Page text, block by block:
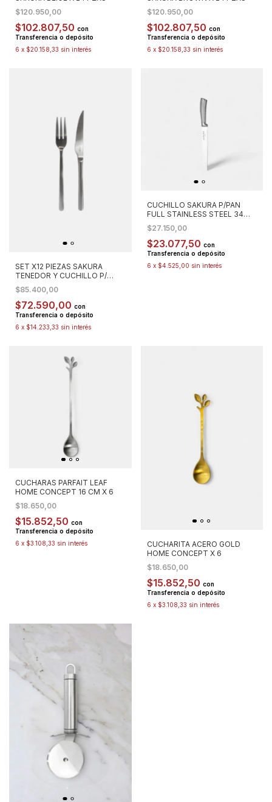
$120.950,00
$102.807,50 con
Transferencia o depósito
6 x $20.158,33 sin interés
$120.950,00
$102.807,50 con
Transferencia o depósito
6 x $20.158,33 sin interés
SET X12 PIEZAS SAKURA
TENEDOR Y CUCHILLO P/
ASADO
$85.400,00
$72.590,00 con
Transferencia o depósito
6 x $14.233,33 sin interés
CUCHILLO SAKURA P/PAN
FULL STAINLESS STEEL 34
CM
$27.150,00
$23.077,50 con
Transferencia o depósito
6 x $4.525,00 sin interés
CUCHARAS PARFAIT LEAF
HOME CONCEPT 16 CM X 6
$18.650,00
$15.852,50 con
Transferencia o depósito
6 x $3.108,33 sin interés
CUCHARITA ACERO GOLD
HOME CONCEPT X 6
$18.650,00
$15.852,50 con
Transferencia o depósito
6 x $3.108,33 sin interés